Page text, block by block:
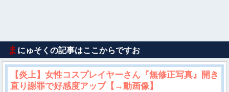
ま にゅそくの記事はここからですお
【炎上】女性コスプレイヤーさん『無修正写真』開き
直り謝罪で好感度アップ【→動画像】